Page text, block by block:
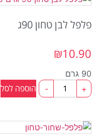
פלפל לבן טחון 90ג
₪10.90
90 גרם
-
כמות
פלפל
90ג
+ הוספה לסל